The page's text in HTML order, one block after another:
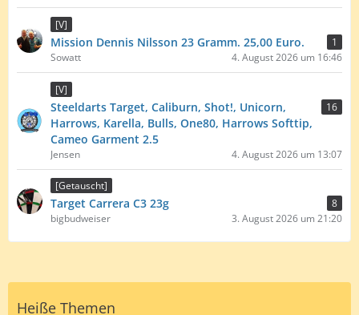
[V]
Mission Dennis Nilsson 23 Gramm. 25,00 Euro.
1
Sowatt
4. August 2026 um 16:46
[V]
Steeldarts Target, Caliburn, Shot!, Unicorn,
Harrows, Karella, Bulls, One80, Harrows Softtip,
Cameo Garment 2.5
16
Jensen 4. August 2026 um 13:07
[Getauscht]
Target Carrera C3 23g
8
bigbudweiser
3. August 2026 um 21:20
Heiße Themen